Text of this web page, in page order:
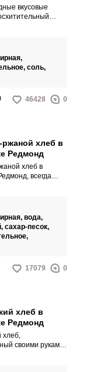
вкусовые
с помощью
соль,
46428 0
хлеб в
Редмонд
хлеб в
всегда
корочкой
по вкусу.
вода,
сахар-песок,
17079 0
хлеб в
Редмонд
хлеб,
своими руками